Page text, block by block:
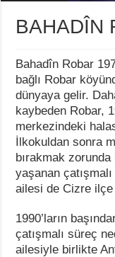
Amerikan
Friedrich Bergius
Onur Dilber Kimdir
Joss Whedon Kimdir
Protestoların
Sabahattin Önkibar
Maria Conceğcion
BAHADÎN
Bahadîn Robar
bağlı Robar
dünyaya gelir.
kaybeden Robar,
merkezindeki
İlkokuldan sonra
bırakmak zorunda
yaşanan
ailesi de Cizre ilçe
1990’ların
çatışmalı süreç
ailesiyle birlikte